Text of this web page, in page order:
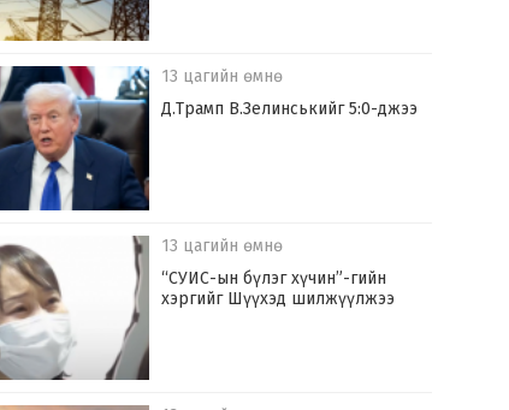
13 цагийн өмнө
Д.Трамп В.Зелинськийг 5:0-джээ
13 цагийн өмнө
“СУИС-ын бүлэг хүчин”-гийн
хэргийг Шүүхэд шилжүүлжээ